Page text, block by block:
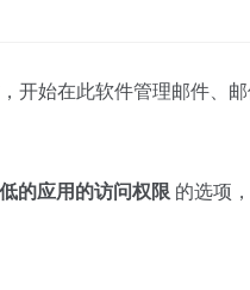
始在此软件管理邮件、
的应用的访问权限 的选项